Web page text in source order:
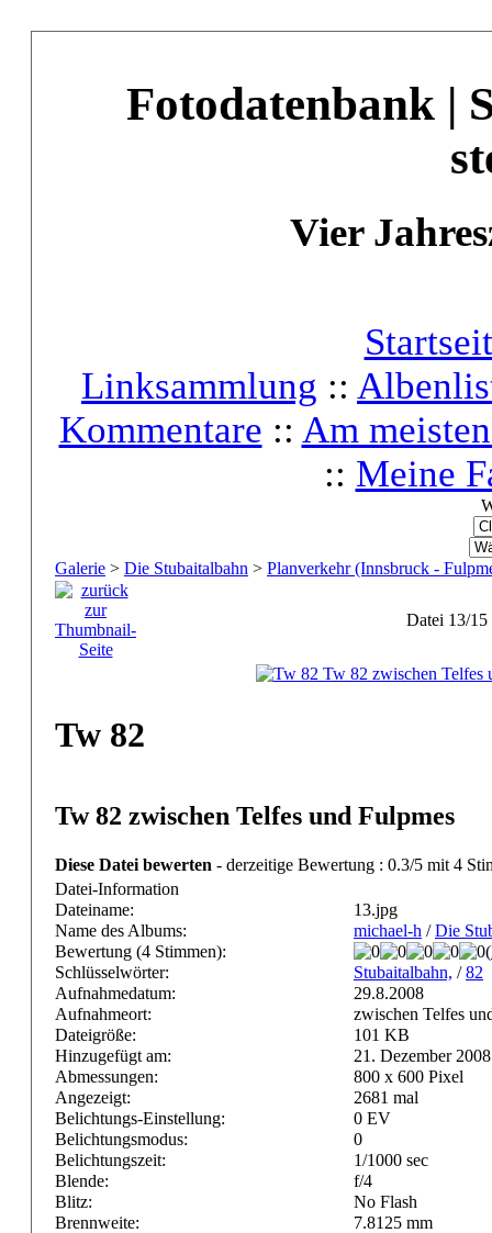
Fotodatenbank |
Vier
Linksammlung ::
Kommentare :: Am
:: Meine
Galerie > Die Stubaitalbahn > Planverkehr (Innsbruck -
Datei 13/15
Tw 82
Tw 82 zwischen Telfes und Fulpmes
Diese Datei bewerten - derzeitige Bewertung : 0.3/5 mit 4
Datei-Information
Dateiname:
13.jpg
Name des Albums:
michael-h /Die
Bewertung (4 Stimmen):
(
Schlüsselwörter:
Stubaitalbahn, /82
Aufnahmedatum:
29.8.2008
Aufnahmeort:
zwischen Telfes
Dateigröße:
101 KB
Hinzugefügt am:
21. Dezember 2008
Abmessungen:
800 x 600 Pixel
Angezeigt:
2681 mal
Belichtungs-Einstellung:
0 EV
Belichtungsmodus:
0
Belichtungszeit:
1/1000 sec
Blende:
f/4
Blitz:
No Flash
Brennweite:
7.8125 mm